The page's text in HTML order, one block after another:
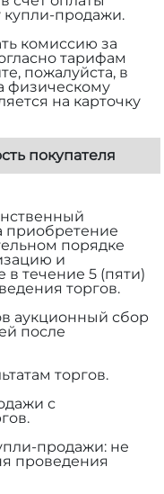
купли-продажи.
комиссию за
тарифам
пожалуйста, в
физическому
на карточку
покупателя
приобретение
порядке
и
в течение 5 (пяти)
торгов.
аукционный сбор
после
торгов.
с
продажи: не
проведения